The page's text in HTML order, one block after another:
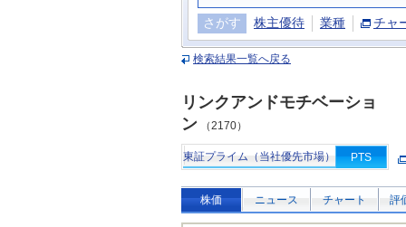
さがす 株主優待 業種 チャ
検索結果一覧へ戻る
リンクアンドモチベーショ
ン （2170）
東証プライム（当社優先市場） PTS
株価 ニュース チャート 評